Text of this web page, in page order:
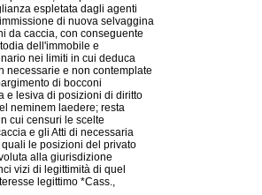
espletata dagli agenti
di nuova selvaggina
da caccia, con conseguente
dell'immobile e
nei limiti in cui deduca
necessarie e non contemplate
di bocconi
e lesiva di posizioni di diritto
neminem laedere; resta
cui censuri le scelte
e gli Atti di necessaria
le posizioni del privato
alla giurisdizione
vizi di legittimità di quel
legittimo *Cass.,